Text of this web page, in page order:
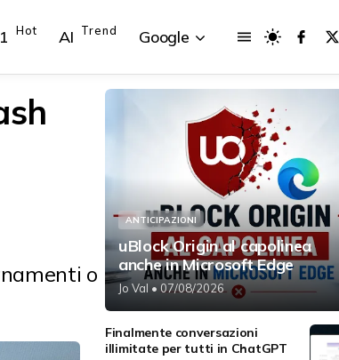
{{POSTS[3].LABEL}}
{{posts[3].title}}
Hot AI Trend Google
{{POSTS[3].LABEL}}
{{posts[3].title}}
o
ANTICIPAZIONI
uBlock Origin al capolinea
anche in Microsoft Edge
Jo Val • 07/08/2026
Finalmente conversazioni
illimitate per tutti in ChatGPT